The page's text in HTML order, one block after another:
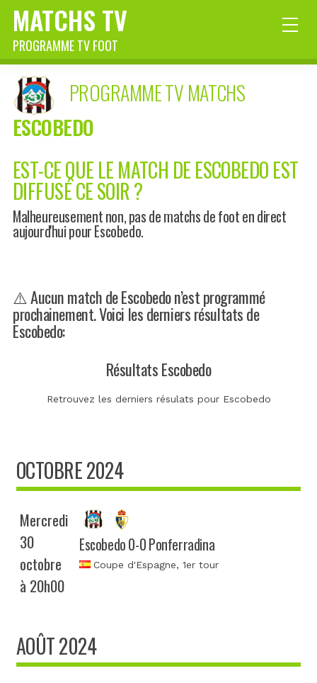
MATCHS TV
PROGRAMME TV FOOT
PROGRAMME TV MATCHS
ESCOBEDO
EST-CE QUE LE MATCH DE ESCOBEDO EST
DIFFUSÉ CE SOIR ?
Malheureusement non, pas de matchs de foot en direct
aujourd'hui pour Escobedo.
⚠️ Aucun match de Escobedo n’est programmé
prochainement. Voici les derniers résultats de
Escobedo:
Résultats Escobedo
Retrouvez les derniers résulats pour Escobedo
OCTOBRE 2024
Mercredi
30
octobre
à 20h00
Escobedo 0-0 Ponferradina
Coupe d'Espagne, 1er tour
AOÛT 2024